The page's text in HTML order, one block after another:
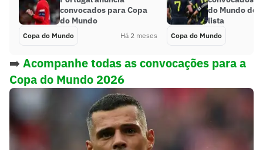
convocados para Copa
do Mundo
Copa do Mundo Há 2 meses
do Mundo de
lista
Copa do Mundo
➡️ Acompanhe todas as convocações para a
Copa do Mundo 2026